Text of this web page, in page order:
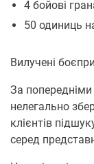
4 бойові
50 одиниць
Вилучені
За
нелегально
клієнтів
серед